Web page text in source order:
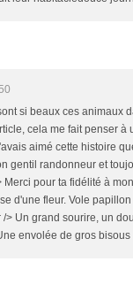
si beaux ces animaux
cela me fait penser
aimé cette histoire
gentil randonneur et
pour ta fidélité à
d'une fleur. Vole
> Un grand sourire, un
envolée de gros bisous